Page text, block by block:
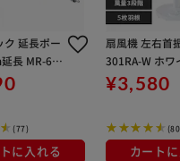
ク 延長ポー
長 MR-60
直径25m
(77)
に入れる
扇風機 左右首
301RA-W ホワ
¥3,580
カート